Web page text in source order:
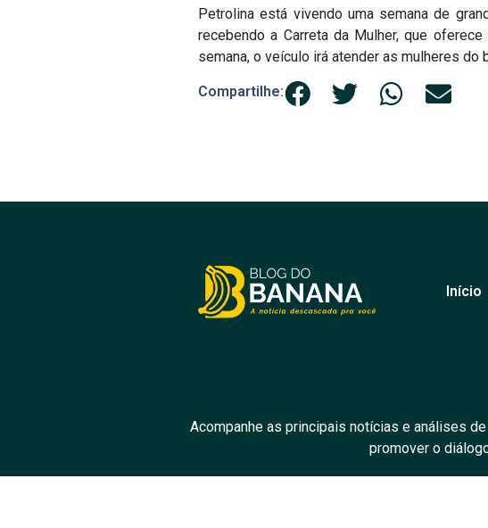
Petrolina está vivendo uma semana de
recebendo a Carreta da Mulher, que
semana, o veículo irá atender as mulheres
Compartilhe:
Início
Acompanhe as principais notícias e análises
promover o